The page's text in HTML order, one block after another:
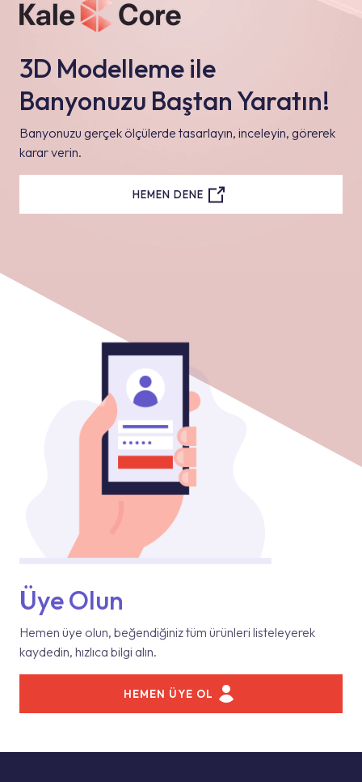
3D Modelleme ile
Banyonuzu Baştan Yaratın!
Banyonuzu gerçek ölçülerde tasarlayın, inceleyin, görerek
karar verin.
HEMEN DENE
Üye Olun
Hemen üye olun, beğendiğiniz tüm ürünleri listeleyerek
kaydedin, hızlıca bilgi alın.
HEMEN ÜYE OL